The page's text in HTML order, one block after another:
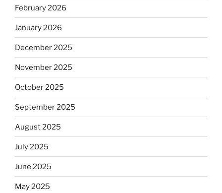
February 2026
January 2026
December 2025
November 2025
October 2025
September 2025
August 2025
July 2025
June 2025
May 2025